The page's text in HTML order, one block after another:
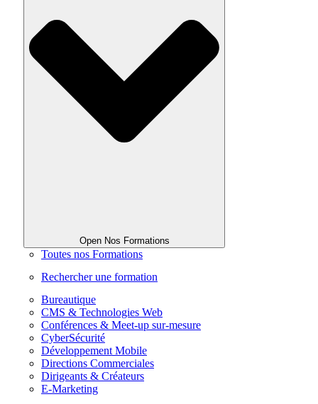
Open Nos Formations
Toutes nos Formations
Rechercher une formation
Bureautique
CMS & Technologies Web
Conférences & Meet-up sur-mesure
CyberSécurité
Développement Mobile
Directions Commerciales
Dirigeants & Créateurs
E-Marketing